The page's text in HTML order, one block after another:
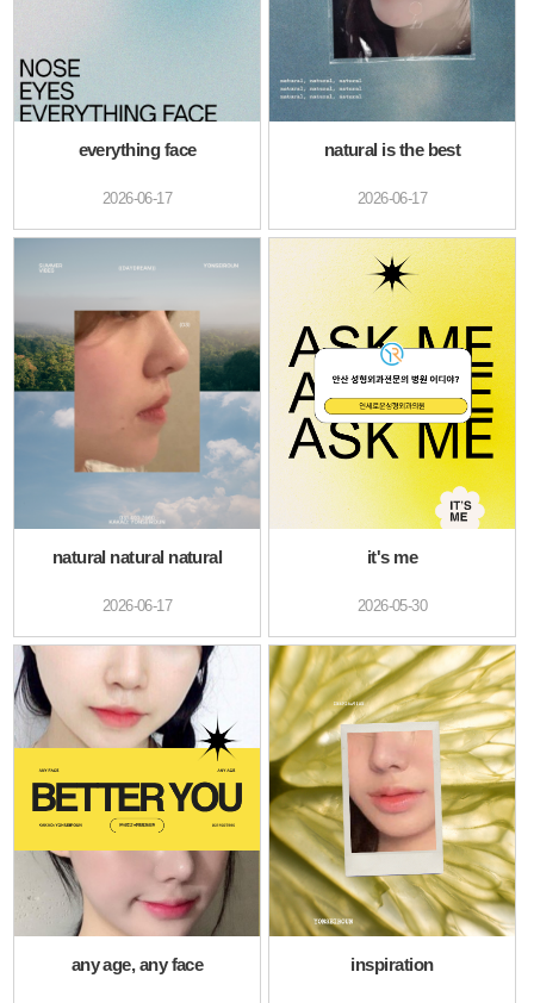
everything face
2026-06-17
natural is the best
2026-06-17
natural natural natural
2026-06-17
it's me
2026-05-30
any age, any face inspiration